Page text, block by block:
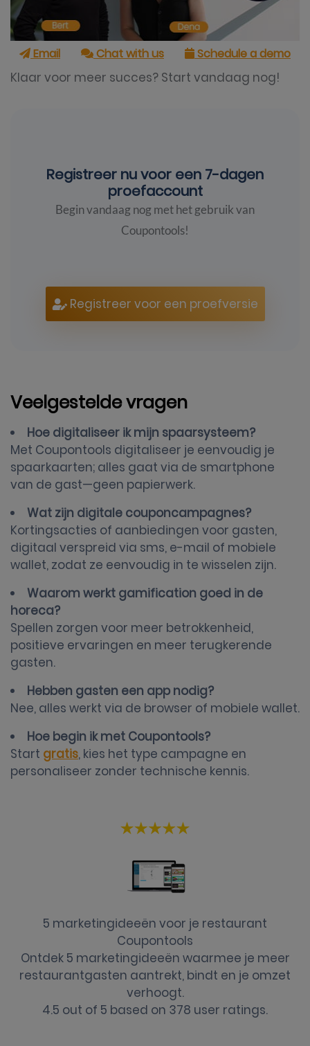
Email Chat with us Schedule a demo
Klaar voor meer succes? Start vandaag nog!
Registreer nu voor een 7-dagen
proefaccount
Begin vandaag nog met het gebruik van
Coupontools!
Registreer voor een proefversie
Veelgestelde vragen
Hoe digitaliseer ik mijn spaarsysteem?
Met Coupontools digitaliseer je eenvoudig je
spaarkaarten; alles gaat via de smartphone
van de gast—geen papierwerk.
Wat zijn digitale couponcampagnes?
Kortingsacties of aanbiedingen voor gasten,
digitaal verspreid via sms, e-mail of mobiele
wallet, zodat ze eenvoudig in te wisselen zijn.
Waarom werkt gamification goed in de
horeca?
Spellen zorgen voor meer betrokkenheid,
positieve ervaringen en meer terugkerende
gasten.
Hebben gasten een app nodig?
Nee, alles werkt via de browser of mobiele wallet.
Hoe begin ik met Coupontools?
Start gratis, kies het type campagne en
personaliseer zonder technische kennis.
5 marketingideeën voor je restaurant
Coupontools
Ontdek 5 marketingideeën waarmee je meer
restaurantgasten aantrekt, bindt en je omzet
verhoogt.
4.5 out of 5 based on 378 user ratings.